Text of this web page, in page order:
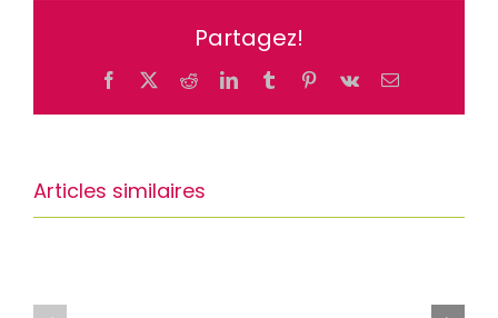
Partagez!
Facebook
X RedditLinkedInTumblrPinterest
Vk Email
Articles similaires